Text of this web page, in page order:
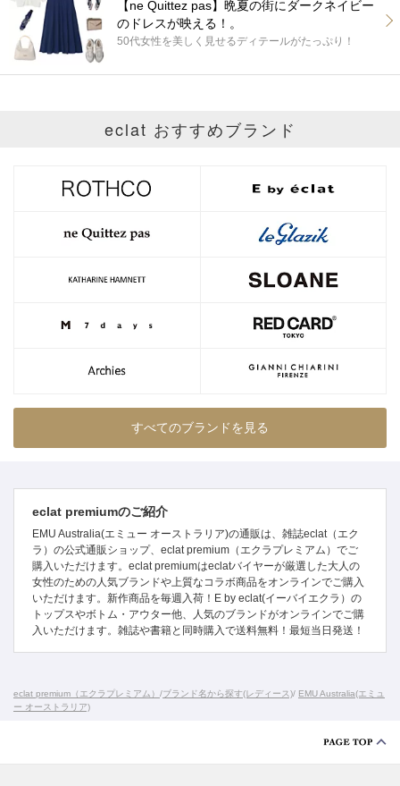
【ne Quittez pas】晩夏の街にダークネイビー
のドレスが映える！。
50代女性を美しく見せるディテールがたっぷり！
eclat おすすめブランド
すべてのブランドを見る
eclat premiumのご紹介
EMU Australia(エミュー オーストラリア)の通販は、雑誌eclat（エク
ラ）の公式通販ショップ、eclat premium（エクラプレミアム）でご
購入いただけます。eclat premiumはeclatバイヤーが厳選した大人の
女性のための人気ブランドや上質なコラボ商品をオンラインでご購入
いただけます。新作商品を毎週入荷！E by eclat(イーバイエクラ）の
トップスやボトム・アウター他、人気のブランドがオンラインでご購
入いただけます。雑誌や書籍と同時購入で送料無料！最短当日発送！
eclat premium（エクラプレミアム） /ブランド名から探す(レディース)/ EMU Australia(エミュ
ー オーストラリア)